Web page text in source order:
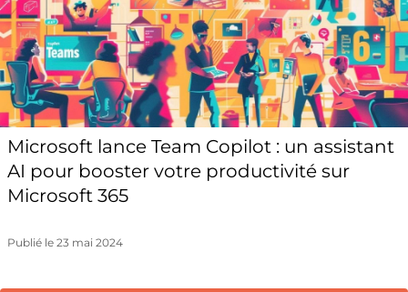
Microsoft lance Team Copilot : un assistant
AI pour booster votre productivité sur
Microsoft 365
Publié le 23 mai 2024